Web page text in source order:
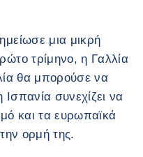
μια μικρή
τρίμηνο, η Γαλλία
θα μπορούσε να
Ισπανία συνεχίζει να
και τα ευρωπαϊκά
ορμή της.